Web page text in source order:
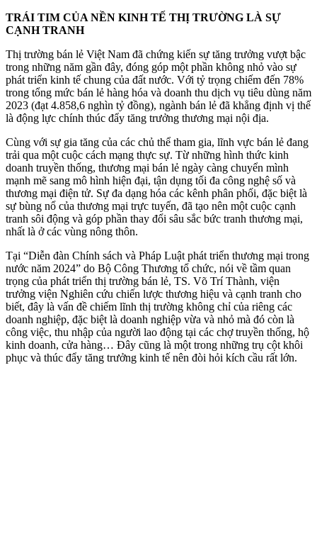
TRÁI TIM CỦA NỀN KINH TẾ THỊ TRƯỜNG LÀ SỰ
CẠNH TRANH
Thị trường bán lẻ Việt Nam đã chứng kiến sự tăng trưởng vượt bậc
trong những năm gần đây, đóng góp một phần không nhỏ vào sự
phát triển kinh tế chung của đất nước. Với tỷ trọng chiếm đến 78%
trong tổng mức bán lẻ hàng hóa và doanh thu dịch vụ tiêu dùng năm
2023 (đạt 4.858,6 nghìn tỷ đồng), ngành bán lẻ đã khẳng định vị thế
là động lực chính thúc đẩy tăng trưởng thương mại nội địa.
Cùng với sự gia tăng của các chủ thể tham gia, lĩnh vực bán lẻ đang
trải qua một cuộc cách mạng thực sự. Từ những hình thức kinh
doanh truyền thống, thương mại bán lẻ ngày càng chuyển mình
mạnh mẽ sang mô hình hiện đại, tận dụng tối đa công nghệ số và
thương mại điện tử. Sự đa dạng hóa các kênh phân phối, đặc biệt là
sự bùng nổ của thương mại trực tuyến, đã tạo nên một cuộc cạnh
tranh sôi động và góp phần thay đổi sâu sắc bức tranh thương mại,
nhất là ở các vùng nông thôn.
Tại “Diễn đàn Chính sách và Pháp Luật phát triển thương mại trong
nước năm 2024” do Bộ Công Thương tổ chức, nói về tầm quan
trọng của phát triển thị trường bán lẻ, TS. Võ Trí Thành, viện
trưởng viện Nghiên cứu chiến lược thương hiệu và cạnh tranh cho
biết, đây là vấn đề chiếm lĩnh thị trường không chỉ của riêng các
doanh nghiệp, đặc biệt là doanh nghiệp vừa và nhỏ mà đó còn là
công việc, thu nhập của người lao động tại các chợ truyền thống, hộ
kinh doanh, cửa hàng… Đây cũng là một trong những trụ cột khôi
phục và thúc đẩy tăng trưởng kinh tế nên đòi hỏi kích cầu rất lớn.